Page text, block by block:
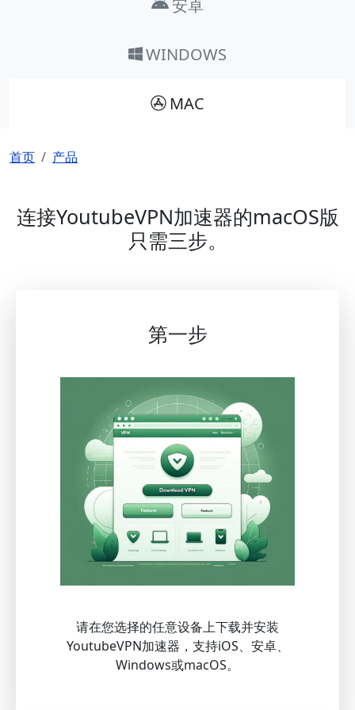
安卓
WINDOWS
MAC
面包屑
首页 产品
连接YoutubeVPN加速器的macOS版
只需三步。
第一步
请在您选择的任意设备上下载并安装
YoutubeVPN加速器，支持iOS、安卓、
Windows或macOS。